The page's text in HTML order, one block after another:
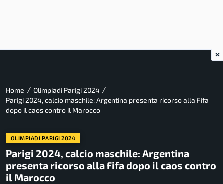
Home / Olimpiadi Parigi 2024 /
Parigi 2024, calcio maschile: Argentina presenta ricorso alla Fifa
dopo il caos contro il Marocco
OLIMPIADI PARIGI 2024
Parigi 2024, calcio maschile: Argentina
presenta ricorso alla Fifa dopo il caos contro
il Marocco
×